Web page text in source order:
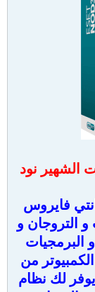
الشهير نود
برنامج مكافحة الفيروسات نود 32 انتي فايروس
التروجان و
البرمجيات
من
يوفر لك نظام